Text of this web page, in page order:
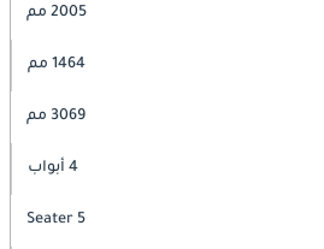
2005 مم
1464 مم
3069 مم
4 أبواب
5 Seater